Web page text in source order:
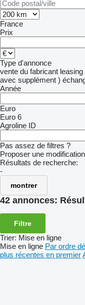
France
Prix
Type d'annonce
vente du fabricant leasing
avec supplément )
Année
Euro
Euro 6
Agroline ID
Pas assez de filtres ?
Proposer une modification
Résultats de recherche:
-
montrer
42 annonces:
Filtre
Trier: Mise en ligne
Mise en ligne Par ordre
plus récentes en premier